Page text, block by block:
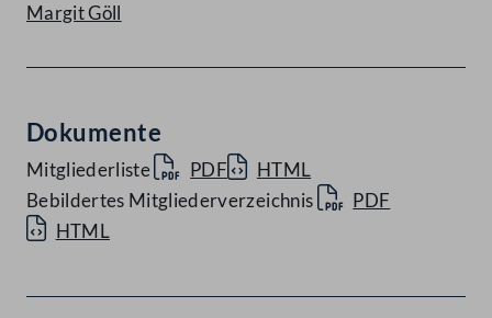
Margit Göll
Dokumente
Mitgliederliste PDF
HTML
Bebildertes Mitgliederverzeichnis
PDF
HTML